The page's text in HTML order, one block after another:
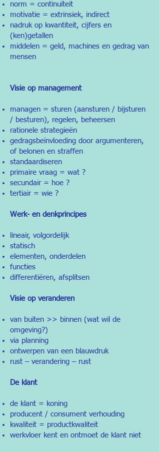
norm = continuïteit
motivatie = extrinsiek, indirect
nadruk op kwantiteit, cijfers en
(ken)getallen
middelen = geld, machines en gedrag van
mensen
Visie op management
managen = sturen (aansturen / bijsturen
/ besturen), regelen, beheersen
rationele strategieën
gedragsbeïnvloeding door argumenteren,
of belonen en straffen
standaardiseren
primaire vraag = wat ?
secundair = hoe ?
tertiair = wie ?
Werk- en denkprincipes
lineair, volgordelijk
statisch
elementen, onderdelen
functies
differentiëren, afsplitsen
Visie op veranderen
van buiten >> binnen (wat wil de
omgeving?)
via planning
ontwerpen van een blauwdruk
rust – verandering – rust
De klant
de klant = koning
producent / consument verhouding
kwaliteit = productkwaliteit
werkvloer kent en ontmoet de klant niet